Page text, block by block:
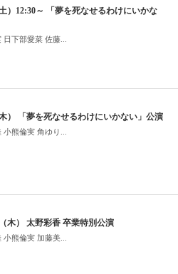
）12:30～ 「夢を死なせるわけにいかな
下部愛菜 佐藤...
） 「夢を死なせるわけにいかない」公演
熊倫実 角ゆり...
木） 太野彩香 卒業特別公演
熊倫実 加藤美...